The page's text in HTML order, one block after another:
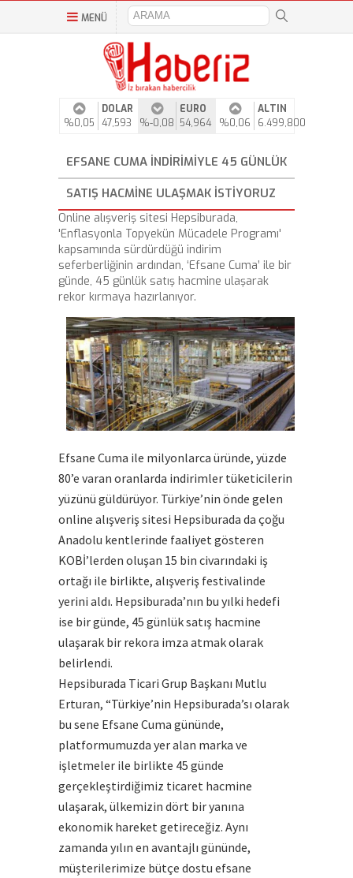
MENÜ
%0,05
DOLAR
47,593
%-0,08
EURO
54,964
%0,06
ALTIN
6.499,800
EFSANE CUMA INDIRIMIYLE 45 GÜNLÜK
SATIŞ HACMINE ULAŞMAK ISTIYORUZ
Online alışveriş sitesi Hepsiburada,
'Enflasyonla Topyekün Mücadele Programı'
kapsamında sürdürdüğü indirim
seferberliğinin ardından, ‘Efsane Cuma’ ile bir
günde, 45 günlük satış hacmine ulaşarak
rekor kırmaya hazırlanıyor.
Efsane Cuma ile milyonlarca üründe, yüzde
80’e varan oranlarda indirimler tüketicilerin
yüzünü güldürüyor. Türkiye’nin önde gelen
online alışveriş sitesi Hepsiburada da çoğu
Anadolu kentlerinde faaliyet gösteren
KOBİ’lerden oluşan 15 bin civarındaki iş
ortağı ile birlikte, alışveriş festivalinde
yerini aldı. Hepsiburada’nın bu yılki hedefi
ise bir günde, 45 günlük satış hacmine
ulaşarak bir rekora imza atmak olarak
belirlendi.
Hepsiburada Ticari Grup Başkanı Mutlu
Erturan, “Türkiye’nin Hepsiburada’sı olarak
bu sene Efsane Cuma gününde,
platformumuzda yer alan marka ve
işletmeler ile birlikte 45 günde
gerçekleştirdiğimiz ticaret hacmine
ulaşarak, ülkemizin dört bir yanına
ekonomik hareket getireceğiz. Aynı
zamanda yılın en avantajlı gününde,
müşterilerimize bütçe dostu efsane